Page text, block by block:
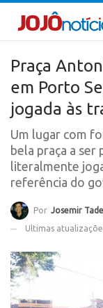
Praça
em Porto
jogada às
Um lugar com
bela praça a ser
literalmente
referência do
Por Josemir Tadeu
Ultimas